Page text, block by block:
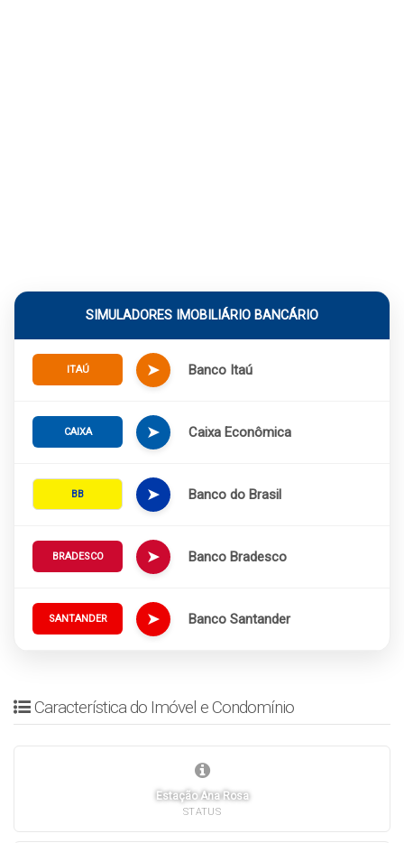
SIMULADORES IMOBILIÁRIO BANCÁRIO
ITAÚ ➤ Banco Itaú
CAIXA ➤ Caixa Econômica
BB ➤ Banco do Brasil
BRADESCO ➤ Banco Bradesco
SANTANDER ➤ Banco Santander
Característica do Imóvel e Condomínio
Estação Ana Rosa
STATUS